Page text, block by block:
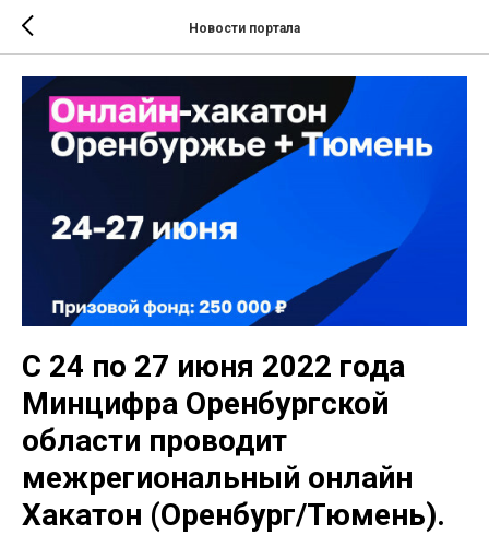
Новости портала
С 24 по 27 июня 2022 года
Минцифра Оренбургской
области проводит
межрегиональный онлайн
Хакатон (Оренбург/Тюмень).